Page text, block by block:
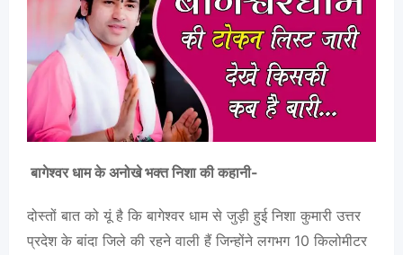
बागेश्वर धाम के अनोखे भक्त निशा की कहानी-
दोस्तों बात को यूं है कि बागेश्वर धाम से जुड़ी हुई निशा कुमारी उत्तर
प्रदेश के बांदा जिले की रहने वाली हैं जिन्होंने लगभग 10 किलोमीटर